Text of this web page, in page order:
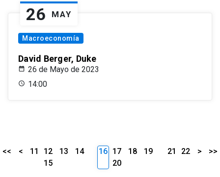
26 MAY
Macroeconomía
David Berger, Duke
26 de Mayo de 2023
14:00
<< < 11 12 13
14
15
16 17 18
19
20
21 22 > >>